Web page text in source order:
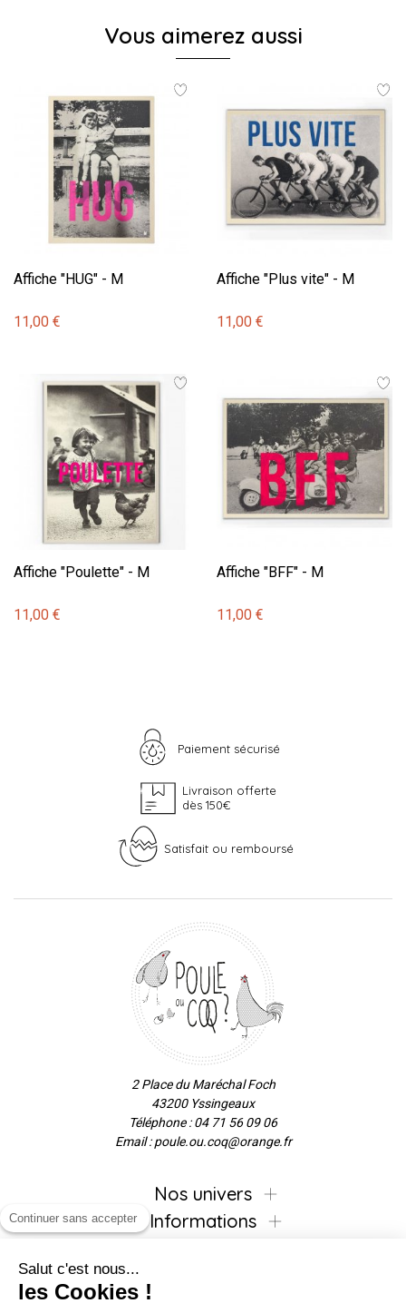
Vous aimerez aussi
Affiche "HUG" - M
11,00 €
Affiche "Plus vite" - M
11,00 €
Affiche "Poulette" - M
11,00 €
Affiche "BFF" - M
11,00 €
Paiement sécurisé
Livraison offerte
dès 150€
Satisfait ou remboursé
2 Place du Maréchal Foch
43200 Yssingeaux
Téléphone : 04 71 56 09 06
Email : poule.ou.coq@orange.fr
Nos univers
Informations
Inscrivez-vous à la newsletter !
Continuer sans accepter
Salut c'est nous...
les Cookies !